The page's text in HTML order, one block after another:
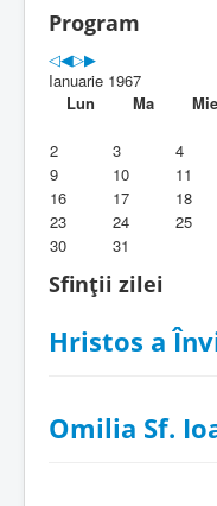
Duhovnicesti
Alte legaturi
Biblioteca Parohiei
Foaia Parohiei
Activitati copii si
Program
Ianuarie 1967
Lun
Ma Mie
2
3 4
9
10 11
16
17 18
23
24 25
30
31
Sfinții zilei
Hristos a
Omilia Sf.